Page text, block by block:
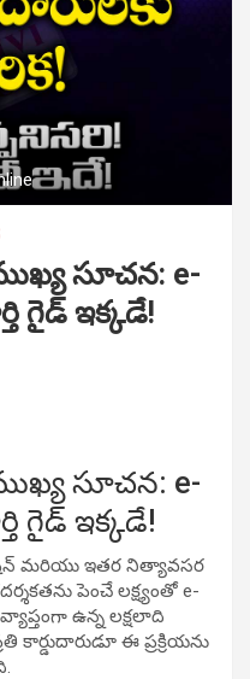
సూచన: e-
గైడ్ ఇక్కడే!
సూచన: e-
గైడ్ ఇక్కడే!
రేషన్ మరియు ఇతర నిత్యావసర
పెంచే లక్ష్యంతో e-
ఉన్న లక్షలాది
కార్డుదారుడూ ఈ ప్రక్రియను